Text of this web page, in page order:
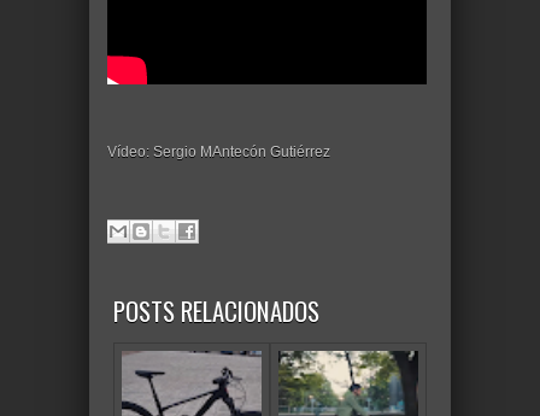
Vídeo: Sergio MAntecón Gutiérrez
POSTS RELACIONADOS